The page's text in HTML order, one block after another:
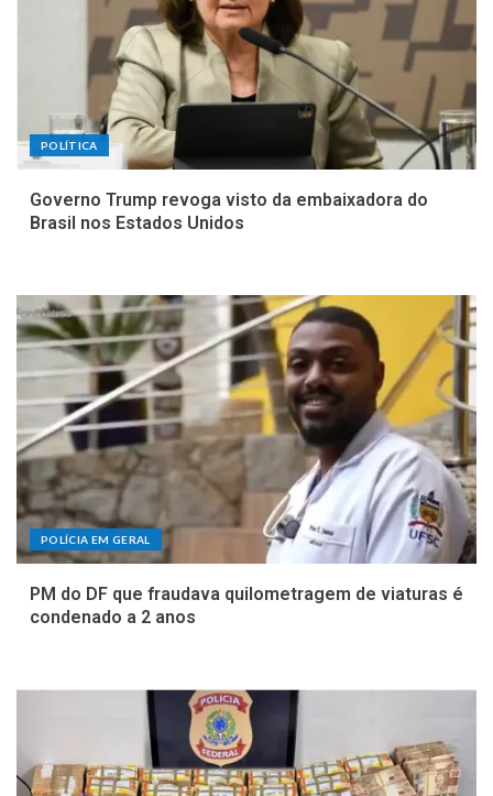
POLÍTICA
Governo Trump revoga visto da embaixadora do
Brasil nos Estados Unidos
POLÍCIA EM GERAL
PM do DF que fraudava quilometragem de viaturas é
condenado a 2 anos